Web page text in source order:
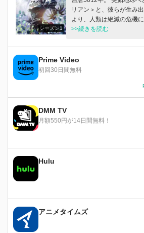
シーズン1
リアン＞と、彼らが生み
より、人類は絶滅の危機
のびた僅かな人類は、地
し無限に増殖し続ける＜
いは膠着状態に陥る。 人
新型のアンドロイド＜ヨ
査員の＜9S＞と合流し、
最中で、数々の不可解な
れは人類のために戦い続
>>続きを読む
Prime Video
初回30日間無料
DMM TV
月額550円が14日間無料！
Hulu
アニメタイムズ